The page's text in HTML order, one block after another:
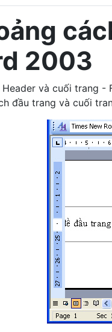
2003
và cuối trang
đầu trang và cuối